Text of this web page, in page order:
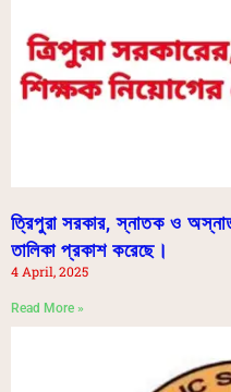
ত্রিপুরা সরকার, স্নাতক ও
তালিকা প্রকাশ করেছে।
4 April, 2025
Read More »